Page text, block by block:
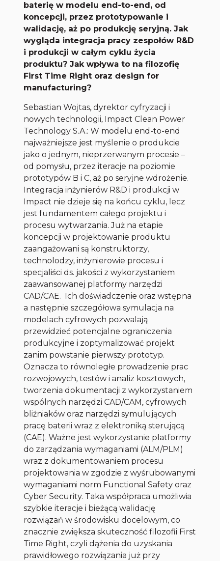
baterię w modelu end-to-end, od
koncepcji, przez prototypowanie i
walidację, aż po produkcję seryjną. Jak
wygląda integracja pracy zespołów R&D
i produkcji w całym cyklu życia
produktu? Jak wpływa to na filozofię
First Time Right oraz design for
manufacturing?
Sebastian Wojtas, dyrektor cyfryzacji i
nowych technologii, Impact Clean Power
Technology S.A.: W modelu end-to-end
najważniejsze jest myślenie o produkcie
jako o jednym, nieprzerwanym procesie –
od pomysłu, przez iteracje na poziomie
prototypów B i C, aż po seryjne wdrożenie.
Integracja inżynierów R&D i produkcji w
Impact nie dzieje się na końcu cyklu, lecz
jest fundamentem całego projektu i
procesu wytwarzania. Już na etapie
koncepcji w projektowanie produktu
zaangażowani są konstruktorzy,
technolodzy, inżynierowie procesu i
specjaliści ds. jakości z wykorzystaniem
zaawansowanej platformy narzędzi
CAD/CAE. Ich doświadczenie oraz wstępna
a następnie szczegółowa symulacja na
modelach cyfrowych pozwalają
przewidzieć potencjalne ograniczenia
produkcyjne i zoptymalizować projekt
zanim powstanie pierwszy prototyp.
Oznacza to równoległe prowadzenie prac
rozwojowych, testów i analiz kosztowych,
tworzenia dokumentacji z wykorzystaniem
wspólnych narzędzi CAD/CAM, cyfrowych
bliźniaków oraz narzędzi symulujących
pracę baterii wraz z elektroniką sterującą
(CAE). Ważne jest wykorzystanie platformy
do zarządzania wymaganiami (ALM/PLM)
wraz z dokumentowaniem procesu
projektowania w zgodzie z wyśrubowanymi
wymaganiami norm Functional Safety oraz
Cyber Security. Taka współpraca umożliwia
szybkie iteracje i bieżącą walidację
rozwiązań w środowisku docelowym, co
znacznie zwiększa skuteczność filozofii First
Time Right, czyli dążenia do uzyskania
prawidłowego rozwiązania już przy